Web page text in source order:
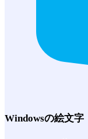
Windowsの絵文字